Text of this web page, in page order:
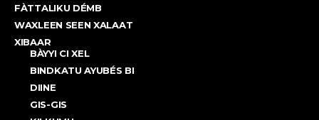
FÀTTALIKU DÉMB
WAXLEEN SEEN XALAAT
XIBAAR
BÀYYI CI XEL
BINDKATU AYUBÉS BI
DIINE
GIS-GIS